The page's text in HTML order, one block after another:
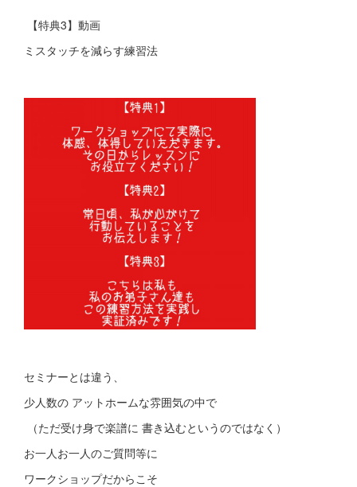
【特典3】動画
ミスタッチを減らす練習法
セミナーとは違う、
少人数の アットホームな雰囲気の中で
（ただ受け身で楽譜に 書き込むというのではなく）
お一人お一人のご質問等に
ワークショップだからこそ